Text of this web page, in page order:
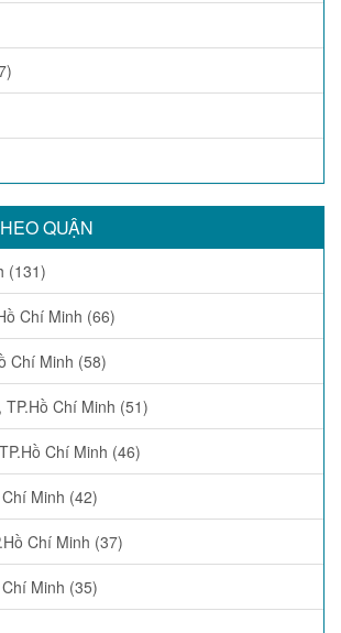
QUẬN
(131)
Chí Minh (66)
Chí Minh (58)
Chí Minh (51)
Chí Minh (46)
Minh (42)
Chí Minh (37)
Minh (35)